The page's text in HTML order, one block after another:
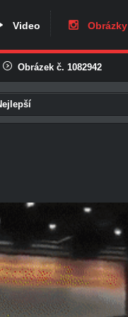
Video Obrázky
Obrázek č. 1082942